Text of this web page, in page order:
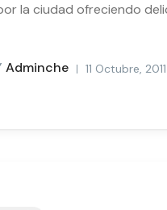
la ciudad ofreciendo
Adminche 11 Octubre,